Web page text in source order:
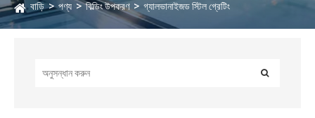
বাড়ি পণ্য বিল্ডিং উপকরণ গ্যালভানাইজড স্টিল গ্রেটিং